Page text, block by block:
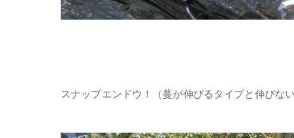
スナップエンドウ！（蔓が伸びるタイプと伸びない